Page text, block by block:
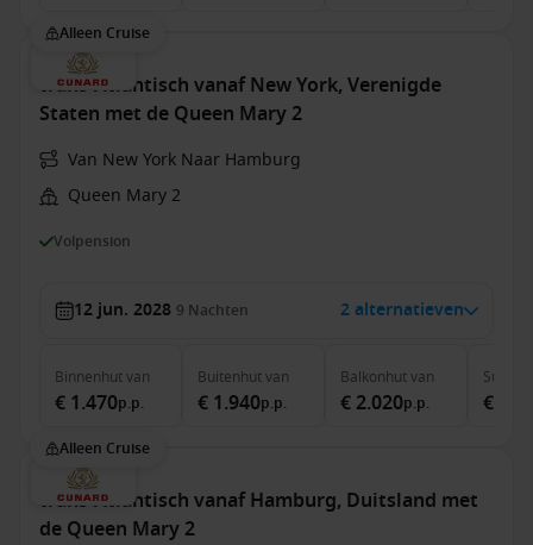
Alleen Cruise
trans-Atlantisch vanaf New York, Verenigde
Staten met de Queen Mary 2
Van New York Naar Hamburg
Queen Mary 2
Volpension
12 jun. 2028 9 Nachten 2 alternatieven
Binnenhutvan
€ 1.470p.p.
Buitenhutvan
€ 1.940p.p.
Balkonhutvan
€ 2.020p.p.
Suite
€
Alleen Cruise
trans-Atlantisch vanaf Hamburg, Duitsland met
de Queen Mary 2